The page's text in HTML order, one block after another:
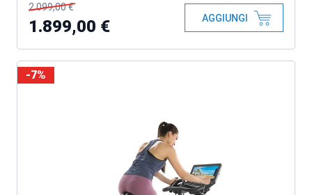
2.099,00 €
1.899,00 € AGGIUNGI
-7%